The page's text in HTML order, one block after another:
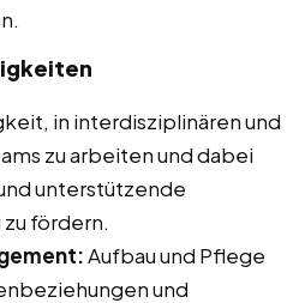
in interdisziplinären und
zu arbeiten und dabei
unterstützende
fördern.
Aufbau und Pflege
und